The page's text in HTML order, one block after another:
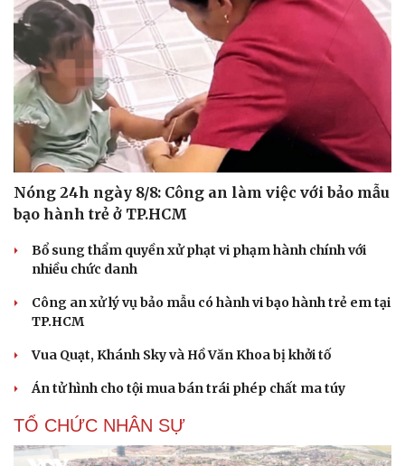
Du lịch
Tư vấn
Săn Tour
check-in
Podcast
Câu chuyện thời sự
Đọc truyện đêm khuya
Hạt giống tâm hồn
Nóng 24h ngày 8/8: Công an làm việc với bảo mẫu
bạo hành trẻ ở TP.HCM
Bổ sung thẩm quyền xử phạt vi phạm hành chính với
nhiều chức danh
Công an xử lý vụ bảo mẫu có hành vi bạo hành trẻ em tại
TP.HCM
Vua Quạt, Khánh Sky và Hồ Văn Khoa bị khởi tố
Án tử hình cho tội mua bán trái phép chất ma túy
TỔ CHỨC NHÂN SỰ